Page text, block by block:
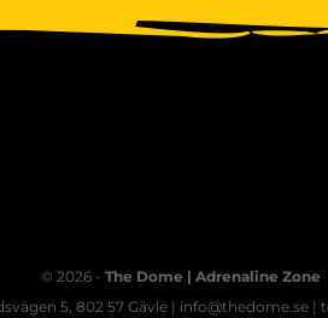
© 2026 - The Dome | Adrenaline Zone
5, 802 57 Gävle | info@thedome.se |